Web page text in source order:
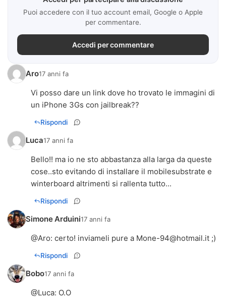
Puoi accedere con il tuo account email, Google o Apple
per commentare.
Accedi per commentare
Aro17 anni fa
Vi posso dare un link dove ho trovato le immagini di
un iPhone 3Gs con jailbreak??
Rispondi
Luca17 anni fa
Bello!! ma io ne sto abbastanza alla larga da queste
cose..sto evitando di installare il mobilesubstrate e
winterboard altrimenti si rallenta tutto...
Rispondi
Simone Arduini17 anni fa
@Aro: certo! inviameli pure a Mone-94@hotmail.it ;)
Rispondi
Bobo17 anni fa
@Luca: O.O